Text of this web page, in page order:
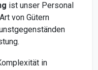
ist unser Personal
von Gütern
in